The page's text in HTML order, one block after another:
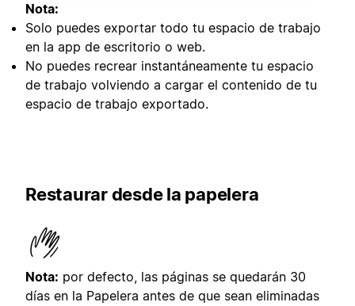
Nota:
Solo puedes exportar todo tu espacio de trabajo
en la app de escritorio o web.
No puedes recrear instantáneamente tu espacio
de trabajo volviendo a cargar el contenido de tu
espacio de trabajo exportado.
Restaurar desde la papelera
Nota: por defecto, las páginas se quedarán 30
días en la Papelera antes de que sean eliminadas